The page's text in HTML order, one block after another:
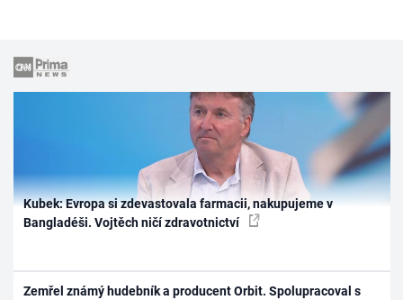
Kubek: Evropa si zdevastovala farmacii, nakupujeme v
Bangladéši. Vojtěch ničí zdravotnictví
Zemřel známý hudebník a producent Orbit. Spolupracoval s